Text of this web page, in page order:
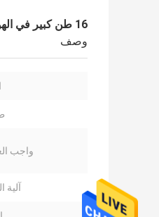
16 طن كبير في الهواء الطلق رافعة جسرية
وصف
واجب
آلية